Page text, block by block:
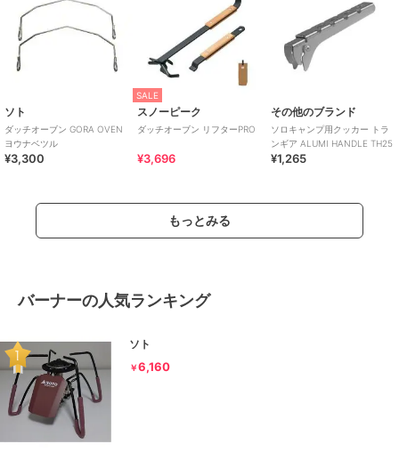
ソト
ダッチオーブン GORA OVEN
ヨウナベツル
¥3,300
SALE
スノーピーク
ダッチオーブン リフターPRO
¥3,696
その他のブランド
ソロキャンプ用クッカー トラ
ンギア ALUMI HANDLE TH25
¥1,265
もっとみる
バーナーの人気ランキング
ソト
￥6,160